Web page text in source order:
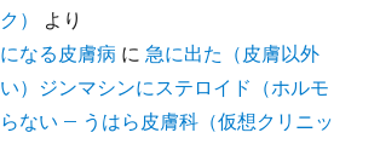
）
より
なる皮膚病 に急に出た（皮膚以外
）ジンマシンにステロイド（ホルモ
ない – うはら皮膚科（仮想クリニッ